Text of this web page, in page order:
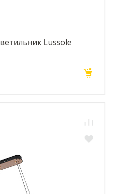
Lussole